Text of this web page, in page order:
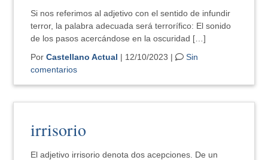
Si nos referimos al adjetivo con el sentido de infundir
terror, la palabra adecuada será terrorífico: El sonido
de los pasos acercándose en la oscuridad […]
PorCastellano Actual | 12/10/2023 |
Sin
comentarios
irrisorio
El adjetivo irrisorio denota dos acepciones. De un